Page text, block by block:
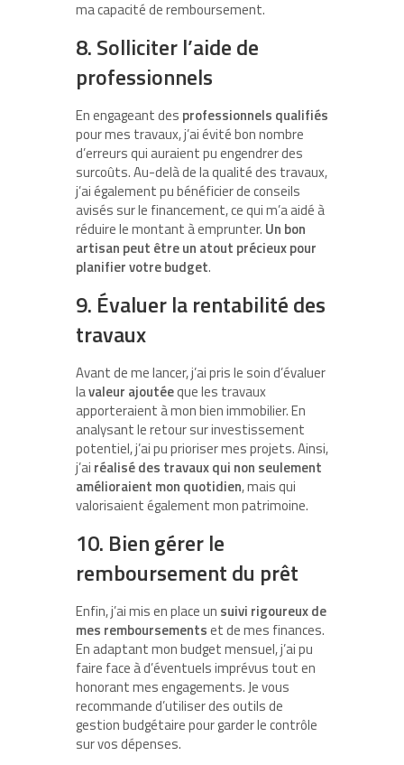
ma capacité de remboursement.
8. Solliciter l’aide de
professionnels
En engageant des professionnels qualifiés
pour mes travaux, j’ai évité bon nombre
d’erreurs qui auraient pu engendrer des
surcoûts. Au-delà de la qualité des travaux,
j’ai également pu bénéficier de conseils
avisés sur le financement, ce qui m’a aidé à
réduire le montant à emprunter. Un bon
artisan peut être un atout précieux pour
planifier votre budget.
9. Évaluer la rentabilité des
travaux
Avant de me lancer, j’ai pris le soin d’évaluer
lavaleur ajoutéeque les travaux
apporteraient à mon bien immobilier. En
analysant le retour sur investissement
potentiel, j’ai pu prioriser mes projets. Ainsi,
j’ai réalisé des travaux qui non seulement
amélioraient mon quotidien, mais qui
valorisaient également mon patrimoine.
10. Bien gérer le
remboursement du prêt
Enfin, j’ai mis en place un suivi rigoureux de
mes remboursementset de mes finances.
En adaptant mon budget mensuel, j’ai pu
faire face à d’éventuels imprévus tout en
honorant mes engagements. Je vous
recommande d’utiliser des outils de
gestion budgétaire pour garder le contrôle
sur vos dépenses.